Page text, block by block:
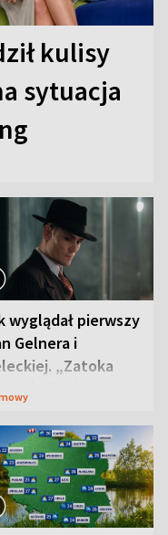
kulisy
sytuacja
wyglądał pierwszy
Gelnera i
„Zatoka
od razu ich